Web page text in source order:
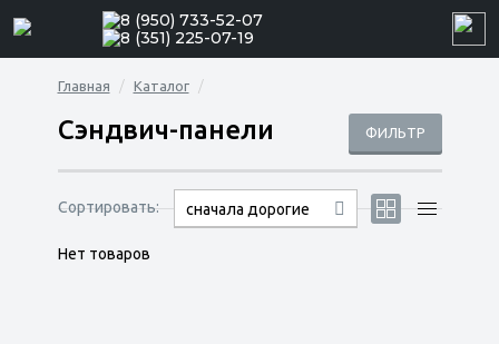
8 (950) 733-52-07
8 (351) 225-07-19
Главная Каталог
ФИЛЬТР
Сэндвич-панели
Сортировать: сначала дорогие
Нет товаров